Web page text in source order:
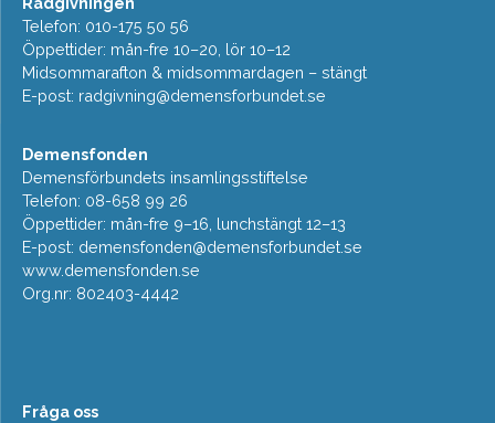
Telefon: 010-175 50 56
Öppettider: mån-fre 10–20, lör 10–12
Midsommarafton & midsommardagen – stängt
E-post: radgivning@demensforbundet.se
Demensfonden
Demensförbundets insamlingsstiftelse
Telefon: 08-658 99 26
Öppettider: mån-fre 9–16, lunchstängt 12–13
E-post: demensfonden@demensforbundet.se
www.demensfonden.se
Org.nr: 802403-4442
Fråga oss